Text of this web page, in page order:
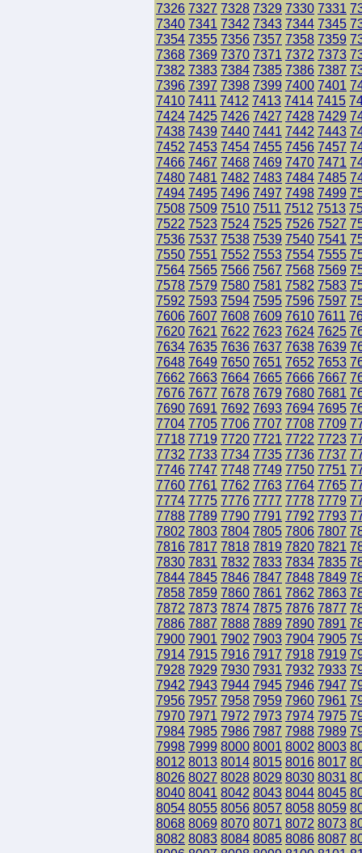
7326 7327 7328 7329 7330 7331
7340 7341 7342 7343 7344 7345
7354 7355 7356 7357 7358 7359
7368 7369 7370 7371 7372 7373
7382 7383 7384 7385 7386 7387
7396 7397 7398 7399 7400 7401
7410 7411 7412 7413 7414 7415
7424 7425 7426 7427 7428 7429
7438 7439 7440 7441 7442 7443
7452 7453 7454 7455 7456 7457
7466 7467 7468 7469 7470 7471
7480 7481 7482 7483 7484 7485
7494 7495 7496 7497 7498 7499
7508 7509 7510 7511 7512 7513
7522 7523 7524 7525 7526 7527
7536 7537 7538 7539 7540 7541
7550 7551 7552 7553 7554 7555
7564 7565 7566 7567 7568 7569
7578 7579 7580 7581 7582 7583
7592 7593 7594 7595 7596 7597
7606 7607 7608 7609 7610 7611
7620 7621 7622 7623 7624 7625
7634 7635 7636 7637 7638 7639
7648 7649 7650 7651 7652 7653
7662 7663 7664 7665 7666 7667
7676 7677 7678 7679 7680 7681
7690 7691 7692 7693 7694 7695
7704 7705 7706 7707 7708 7709
7718 7719 7720 7721 7722 7723
7732 7733 7734 7735 7736 7737
7746 7747 7748 7749 7750 7751
7760 7761 7762 7763 7764 7765
7774 7775 7776 7777 7778 7779
7788 7789 7790 7791 7792 7793
7802 7803 7804 7805 7806 7807
7816 7817 7818 7819 7820 7821
7830 7831 7832 7833 7834 7835
7844 7845 7846 7847 7848 7849
7858 7859 7860 7861 7862 7863
7872 7873 7874 7875 7876 7877
7886 7887 7888 7889 7890 7891
7900 7901 7902 7903 7904 7905
7914 7915 7916 7917 7918 7919
7928 7929 7930 7931 7932 7933
7942 7943 7944 7945 7946 7947
7956 7957 7958 7959 7960 7961
7970 7971 7972 7973 7974 7975
7984 7985 7986 7987 7988 7989
7998 7999 8000 8001 8002 8003
8012 8013 8014 8015 8016 8017
8026 8027 8028 8029 8030 8031
8040 8041 8042 8043 8044 8045
8054 8055 8056 8057 8058 8059
8068 8069 8070 8071 8072 8073
8082 8083 8084 8085 8086 8087